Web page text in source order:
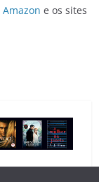
Amazon e os sites